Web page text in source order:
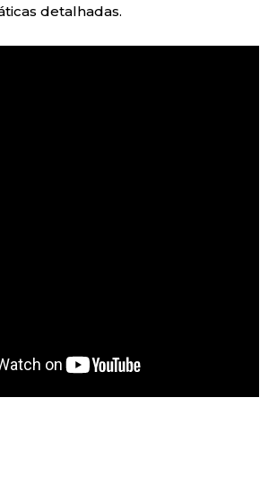
detalhadas.